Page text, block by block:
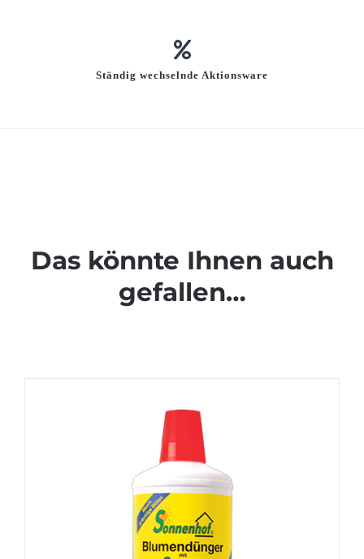
Ständig wechselnde Aktionsware
Das könnte Ihnen auch
gefallen…